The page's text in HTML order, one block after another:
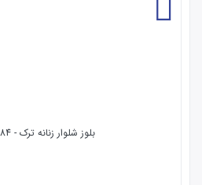
بلوز شلوار زنانه ترک - 44384-Polat